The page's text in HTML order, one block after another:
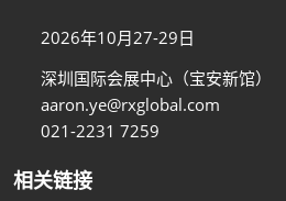
2026年10月27-29日
深圳国际会展中心（宝安新馆）
aaron.ye@rxglobal.com
021-2231 7259
相关链接